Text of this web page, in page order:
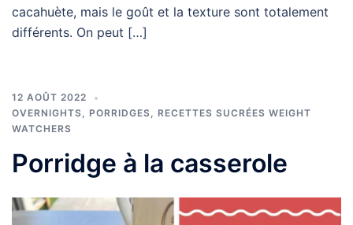
cacahuète, mais le goût et la texture sont totalement
différents. On peut […]
12 AOÛT 2022
OVERNIGHTS, PORRIDGES
RECETTES SUCRÉES WEIGHT
WATCHERS
Porridge à la casserole